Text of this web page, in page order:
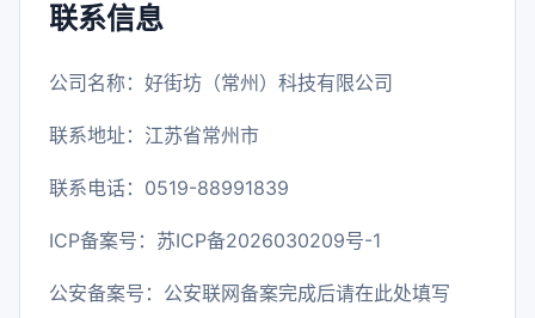
联系信息
公司名称：好街坊（常州）科技有限公司
联系地址：江苏省常州市
联系电话：0519-88991839
ICP备案号： 苏ICP备2026030209号-1
公安备案号：公安联网备案完成后请在此处填写